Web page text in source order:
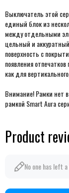
Выключатель этой
единый блок из
между отдельными
цельный и
поверхность с
появления
как для
Внимание! Рамки нет
рамкой Smart Aura
Product
No one has left